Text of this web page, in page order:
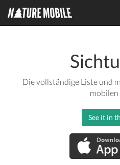
Die vollständige Liste und
mobilen
See it in